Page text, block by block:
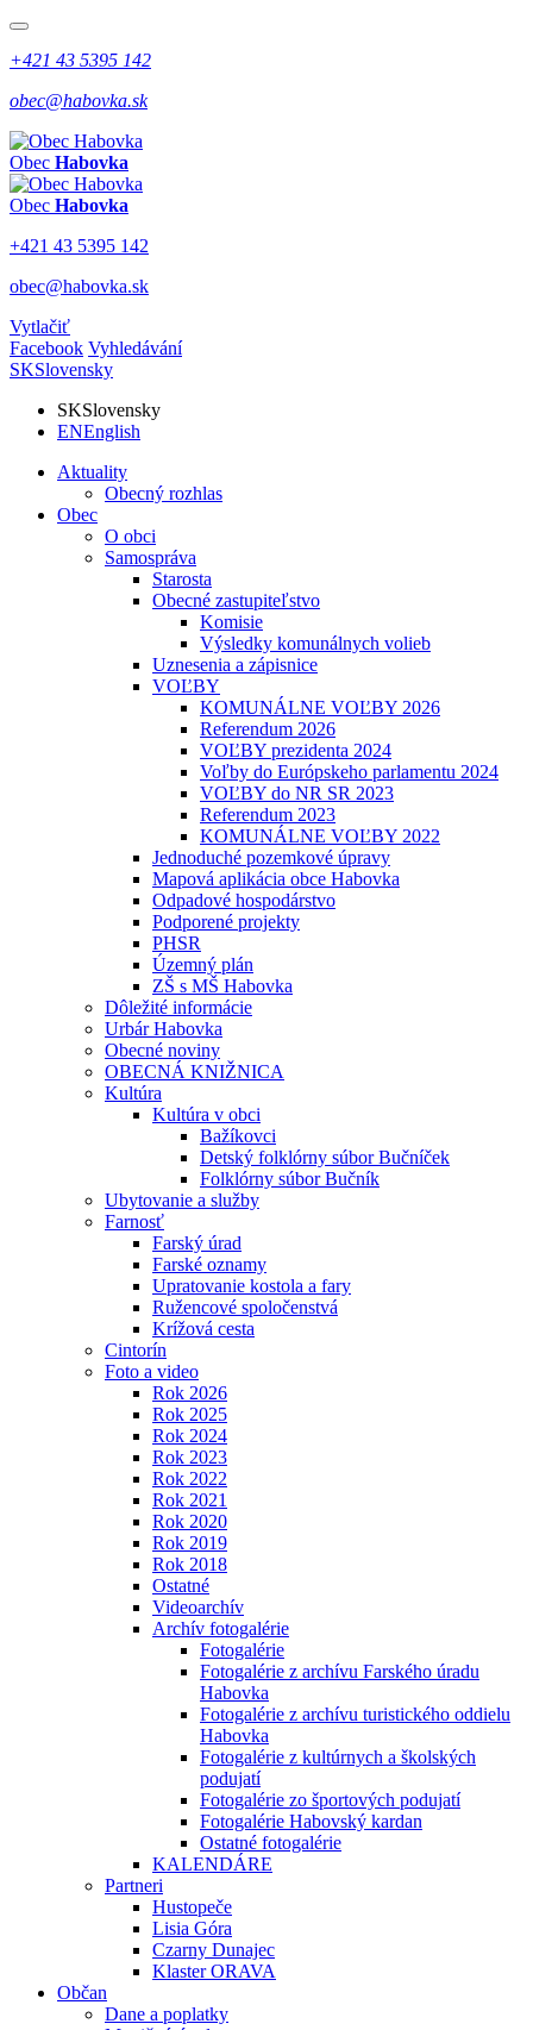
+421 43 5395 142
obec@habovka.sk
Obec Habovka
Obec Habovka
+421 43 5395 142
obec@habovka.sk
Vytlačiť
Facebook Vyhledávání
SKSlovensky
SKSlovensky
ENEnglish
Aktuality
Obecný rozhlas
Obec
O obci
Samospráva
Starosta
Obecné zastupiteľstvo
Komisie
Výsledky komunálnych volieb
Uznesenia a zápisnice
VOĽBY
KOMUNÁLNE VOĽBY 2026
Referendum 2026
VOĽBY prezidenta 2024
Voľby do Európskeho parlamentu 2024
VOĽBY do NR SR 2023
Referendum 2023
KOMUNÁLNE VOĽBY 2022
Jednoduché pozemkové úpravy
Mapová aplikácia obce Habovka
Odpadové hospodárstvo
Podporené projekty
PHSR
Územný plán
ZŠ s MŠ Habovka
Dôležité informácie
Urbár Habovka
Obecné noviny
OBECNÁ KNIŽNICA
Kultúra
Kultúra v obci
Bažíkovci
Detský folklórny súbor Bučníček
Folklórny súbor Bučník
Ubytovanie a služby
Farnosť
Farský úrad
Farské oznamy
Upratovanie kostola a fary
Ružencové spoločenstvá
Krížová cesta
Cintorín
Foto a video
Rok 2026
Rok 2025
Rok 2024
Rok 2023
Rok 2022
Rok 2021
Rok 2020
Rok 2019
Rok 2018
Ostatné
Videoarchív
Archív fotogalérie
Fotogalérie
Fotogalérie z archívu Farského úradu
Habovka
Fotogalérie z archívu turistického oddielu
Habovka
Fotogalérie z kultúrnych a školských
podujatí
Fotogalérie zo športových podujatí
Fotogalérie Habovský kardan
Ostatné fotogalérie
KALENDÁRE
Partneri
Hustopeče
Lisia Góra
Czarny Dunajec
Klaster ORAVA
Občan
Dane a poplatky